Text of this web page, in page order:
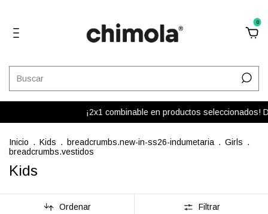
0
¡2x1 combinable en productos seleccionados! Del total
Inicio . Kids . breadcrumbs.new-in-ss26-indumetaria . Girls .
breadcrumbs.vestidos
Kids
Ordenar Filtrar